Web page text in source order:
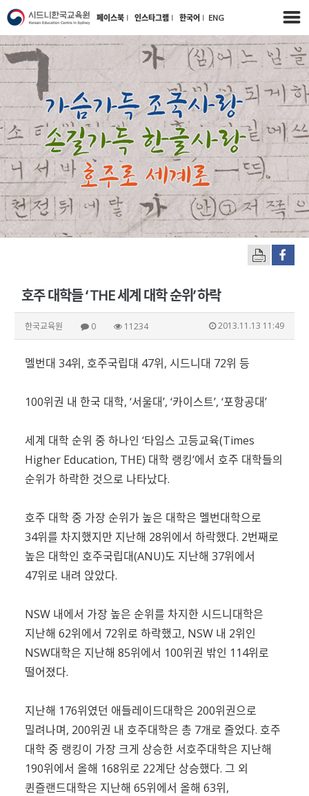
페이스북 l 인스타그램 l 한국어 l ENG
호주 대학들 ‘ THE 세계 대학 순위’ 하락
한국교육원 0 11234 2013.11.13 11:49
멜번대 34위, 호주국립대 47위, 시드니대 72위 등
100위권 내 한국 대학, ‘서울대’, ‘카이스트’, ‘포항공대’
세계 대학 순위 중 하나인 ‘타임스 고등교육(Times
Higher Education, THE) 대학 랭킹’에서 호주 대학들의
순위가 하락한 것으로 나타났다.
호주 대학 중 가장 순위가 높은 대학은 멜번대학으로
34위를 차지했지만 지난해 28위에서 하락했다. 2번째로
높은 대학인 호주국립대(ANU)도 지난해 37위에서
47위로 내려 앉았다.
NSW 내에서 가장 높은 순위를 차지한 시드니대학은
지난해 62위에서 72위로 하락했고, NSW 내 2위인
NSW대학은 지난해 85위에서 100위권 밖인 114위로
떨어졌다.
지난해 176위였던 애들레이드대학은 200위권으로
밀려나며, 200위권 내 호주대학은 총 7개로 줄었다. 호주
대학 중 랭킹이 가장 크게 상승한 서호주대학은 지난해
190위에서 올해 168위로 22계단 상승했다. 그 외
퀸즐랜드대학은 지난해 65위에서 올해 63위,